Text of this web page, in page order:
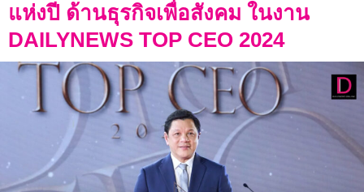
แห่งปี ด้านธุรกิจเพื่อสังคม ในงาน
DAILYNEWS TOP CEO 2024